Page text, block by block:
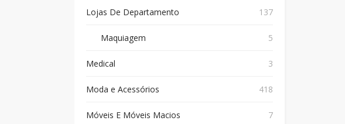
Lojas De Departamento 137
Maquiagem 5
Medical 3
Moda e Acessórios 418
Móveis E Móveis Macios 7